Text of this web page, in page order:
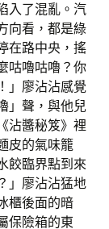
入了混亂。汽
向看，都是綠
在路中央，搖
咕嚕咕嚕？你
」廖沾沾感覺
」聲，與他兒
沾醬秘笈》裡
皮的氣味籠
餃臨界點到來
」廖沾沾猛地
櫃後面的暗
保險箱的東